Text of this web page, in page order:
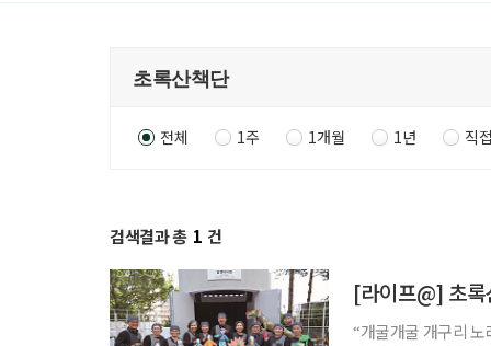
전체 1주 1개월 1년 직
검색결과 총 1 건
[라이프@] 초록
“개굴개굴 개구리 노래를 한